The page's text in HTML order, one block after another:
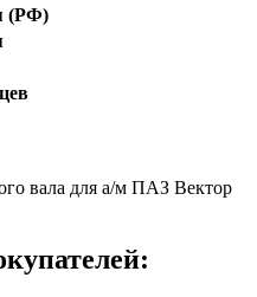
(РФ)
вала для а/м ПАЗ Вектор